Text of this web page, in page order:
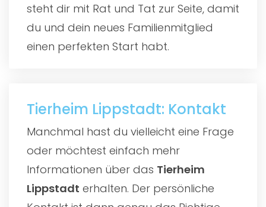
steht dir mit Rat und Tat zur Seite, damit
du und dein neues Familienmitglied
einen perfekten Start habt.
Tierheim Lippstadt: Kontakt
Manchmal hast du vielleicht eine Frage
oder möchtest einfach mehr
Informationen über das Tierheim
Lippstadt erhalten. Der persönliche